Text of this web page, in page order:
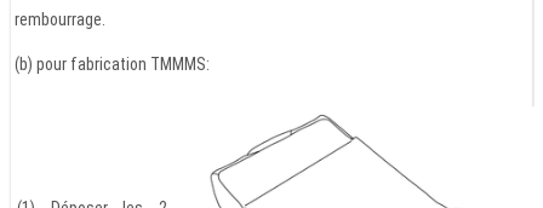
rembourrage.
(b) pour fabrication TMMMS: